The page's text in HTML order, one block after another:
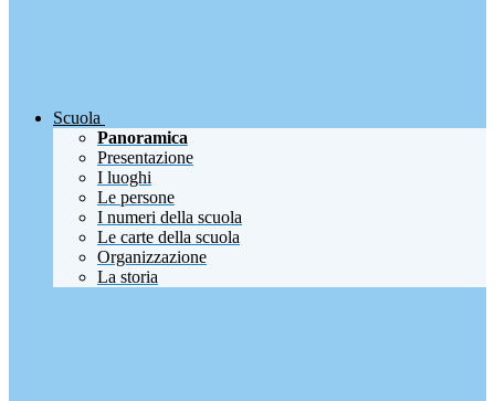
Scuola
Panoramica
Presentazione
I luoghi
Le persone
I numeri della scuola
Le carte della scuola
Organizzazione
La storia